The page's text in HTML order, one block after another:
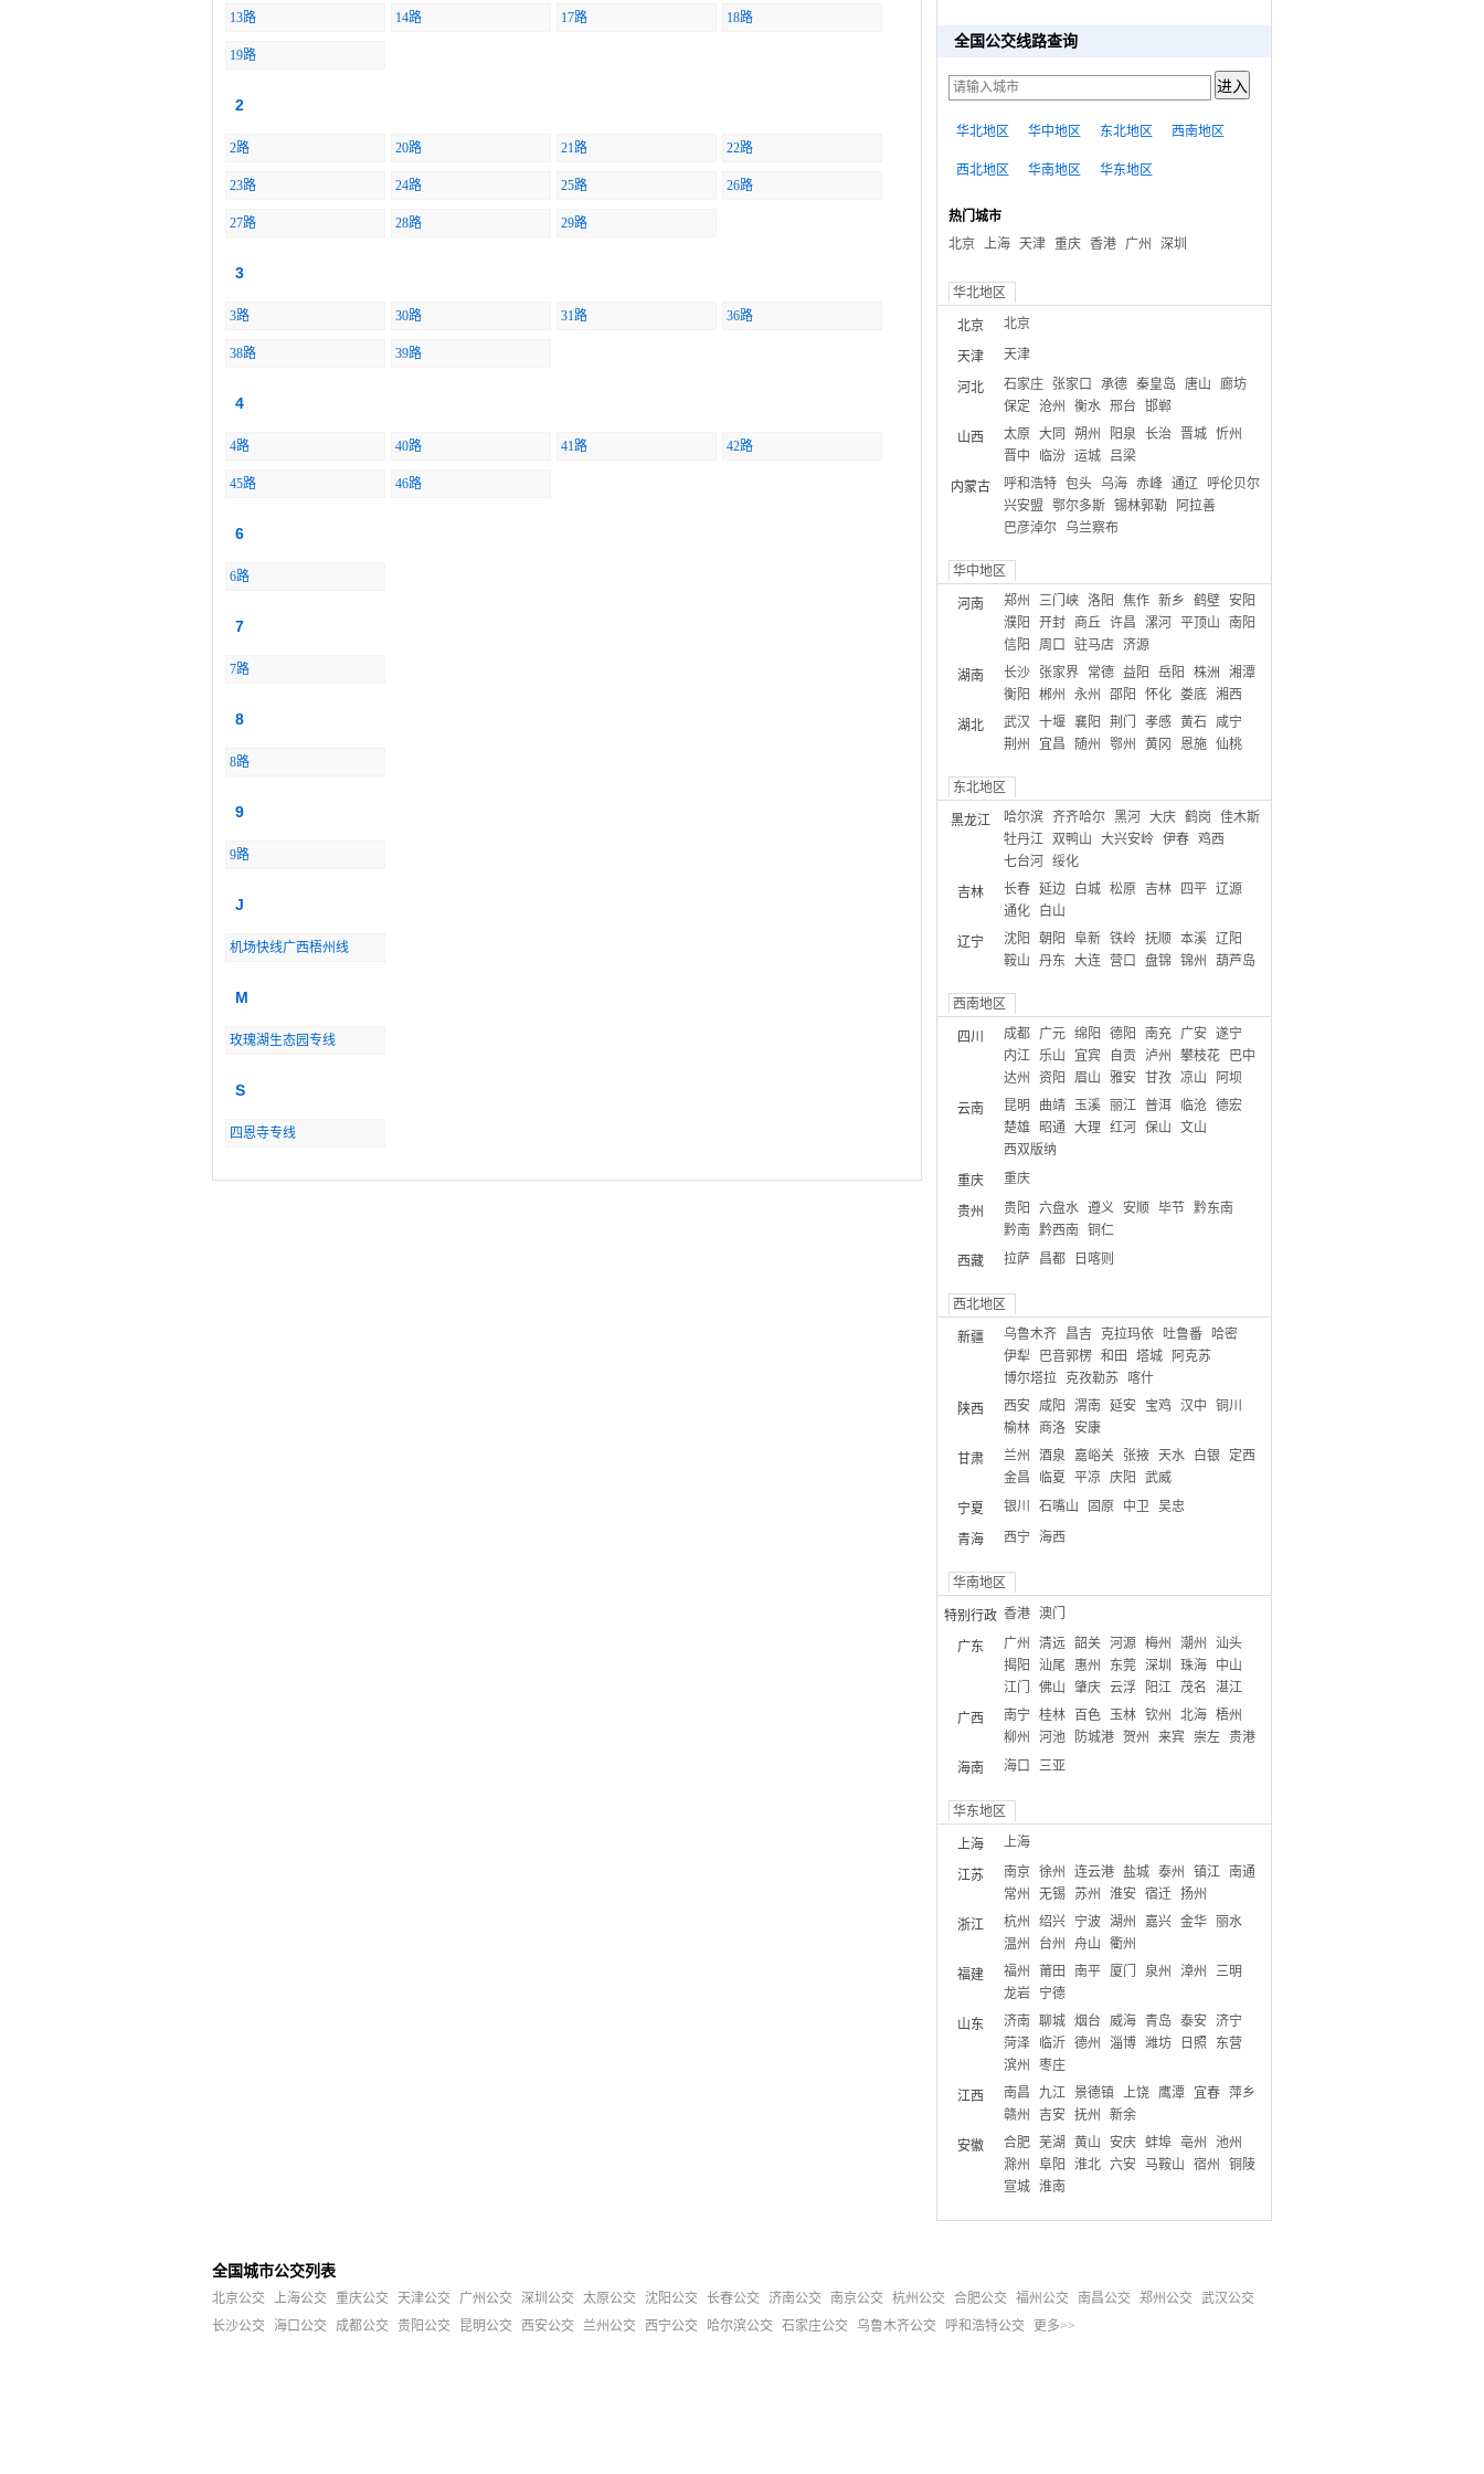
13路 14路 17路 18路
19路
2
2路 20路 21路 22路
23路 24路 25路 26路
27路 28路 29路
3
3路 30路 31路 36路
38路 39路
4
4路 40路 41路 42路
45路 46路
6
6路
7
7路
8
8路
9
9路
J
机场快线广西梧州线
M
玫瑰湖生态园专线
S
四恩寺专线
全国公交线路查询
华北地区 华中地区 东北地区 西南地区
西北地区 华南地区 华东地区
热门城市
北京 上海 天津 重庆 香港 广州 深圳
华北地区
北京 北京
天津 天津
河北 石家庄 张家口 承德 秦皇岛 唐山
廊坊
保定
沧州 衡水 邢台
邯郸
山西
太原 大同 朔州 阳泉 长治 晋城 忻州
晋中
临汾 运城
吕梁
内蒙古
呼和浩特 包头 乌海 赤峰 通辽
呼伦贝尔
兴安盟
鄂尔多斯 锡林郭勒
阿拉善
巴彦淖尔 乌兰察布
华中地区
河南 郑州 三门峡 洛阳 焦作 新乡 鹤壁 安阳
濮阳
开封 商丘 许昌 漯河 平顶山
南阳
信阳
周口 驻马店 济源
湖南
长沙 张家界 常德 益阳 岳阳 株洲
湘潭
衡阳
郴州 永州 邵阳 怀化 娄底 湘西
湖北
武汉 十堰 襄阳 荆门 孝感 黄石
咸宁
荆州
宜昌 随州 鄂州 黄冈 恩施 仙桃
东北地区
黑龙江 哈尔滨 齐齐哈尔 黑河 大庆 鹤岗
佳木斯
牡丹江
双鸭山 大兴安岭 伊春 鸡西
七台河
绥化
吉林
长春 延边 白城 松原 吉林 四平 辽源
通化
白山
辽宁
沈阳 朝阳 阜新 铁岭 抚顺 本溪 辽阳
鞍山
丹东 大连 营口 盘锦 锦州 葫芦岛
西南地区
四川 成都 广元 绵阳 德阳 南充 广安 遂宁
内江 乐山 宜宾 自贡 泸州 攀枝花
巴中
达州
资阳 眉山 雅安 甘孜 凉山
阿坝
云南
昆明 曲靖 玉溪 丽江 普洱 临沧 德宏
楚雄
昭通 大理 红河 保山
文山
西双版纳
重庆
重庆
贵州 贵阳 六盘水 遵义 安顺 毕节
黔东南
黔南
黔西南
铜仁
西藏
拉萨 昌都 日喀则
西北地区
新疆 乌鲁木齐 昌吉 克拉玛依 吐鲁番
哈密
伊犁
巴音郭楞 和田 塔城
阿克苏
博尔塔拉
克孜勒苏
喀什
陕西
西安 咸阳 渭南 延安 宝鸡 汉中
铜川
榆林
商洛 安康
甘肃
兰州 酒泉 嘉峪关 张掖 天水 白银
定西
金昌
临夏 平凉 庆阳
武威
宁夏
银川 石嘴山 固原 中卫 吴忠
青海 西宁 海西
华南地区
特别行政 香港 澳门
广东 广州 清远 韶关 河源 梅州 潮州
汕头
揭阳
汕尾 惠州 东莞 深圳 珠海
中山
江门
佛山 肇庆 云浮 阳江 茂名
湛江
广西
南宁 桂林 百色 玉林 钦州 北海 梧州
柳州
河池 防城港 贺州 来宾 崇左
贵港
海南
海口 三亚
华东地区
上海 上海
江苏 南京 徐州 连云港 盐城 泰州 镇江
南通
常州
无锡 苏州 淮安 宿迁 扬州
浙江
杭州 绍兴 宁波 湖州 嘉兴 金华
丽水
温州
台州 舟山
衢州
福建
福州 莆田 南平 厦门 泉州 漳州
三明
龙岩
宁德
山东
济南 聊城 烟台 威海 青岛 泰安 济宁
菏泽
临沂 德州 淄博 潍坊 日照
东营
滨州
枣庄
江西
南昌 九江 景德镇 上饶 鹰潭 宜春
萍乡
赣州
吉安 抚州
新余
安徽
合肥 芜湖 黄山 安庆 蚌埠 亳州
池州
滁州
阜阳 淮北 六安 马鞍山 宿州
铜陵
宣城 淮南
全国城市公交列表
北京公交 上海公交 重庆公交 天津公交 广州公交 深圳公交 太原公交 沈阳公交 长春公交 济南公交 南京公交 杭州公交 合肥公交 福州公交 南昌公交 郑州公交
武汉公交
长沙公交
海口公交 成都公交 贵阳公交 昆明公交 西安公交 兰州公交 西宁公交 哈尔滨公交 石家庄公交 乌鲁木齐公交 呼和浩特公交 更多>>